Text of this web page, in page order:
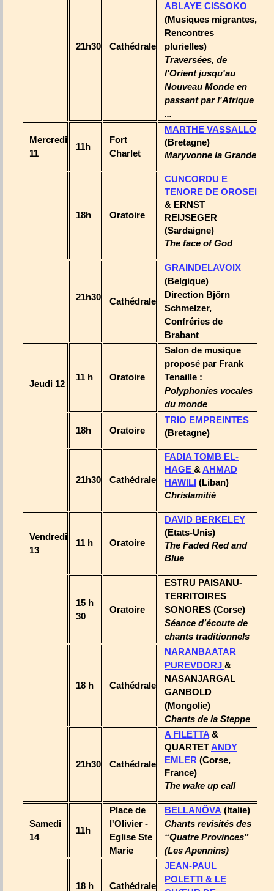
21h30 Cathédrale
ABLAYE CISSOKO
(Musiques migrantes,
Rencontres
plurielles)
Traversées, de
l'Orient jusqu'au
Nouveau Monde en
passant par l'Afrique
...
Mercredi
11
11h
Fort
Charlet
MARTHE VASSALLO
(Bretagne)
Maryvonne la Grande
18h Oratoire
CUNCORDU E
TENORE DE OROSEI
& ERNST
REIJSEGER
(Sardaigne)
The face of God
21h30 Cathédrale
GRAINDELAVOIX
(Belgique)
Direction Björn
Schmelzer,
Confréries de
Brabant
Jeudi 12
11 h Oratoire
Salon de musique
proposé par Frank
Tenaille :
Polyphonies vocales
du monde
18h Oratoire
TRIO EMPREINTES
(Bretagne)
21h30 Cathédrale
FADIA TOMB EL-
HAGE &AHMAD
HAWILI (Liban)
Chrislamitié
Vendredi
13
11 h Oratoire
DAVID BERKELEY
(Etats-Unis)
The Faded Red and
Blue
15 h
30
Oratoire
ESTRU PAISANU-
TERRITOIRES
SONORES (Corse)
Séance d’écoute de
chants traditionnels
18 h Cathédrale
NARANBAATAR
PUREVDORJ &
NASANJARGAL
GANBOLD
(Mongolie)
Chants de la Steppe
21h30 Cathédrale
A FILETTA &
QUARTETANDY
EMLER (Corse,
France)
The wake up call
Samedi
14
11h
Place de
l'Olivier -
Eglise Ste
Marie
BELLANÖVA (Italie)
Chants revisités des
“Quatre Provinces”
(Les Apennins)
18 h Cathédrale
JEAN-PAUL
POLETTI & LE